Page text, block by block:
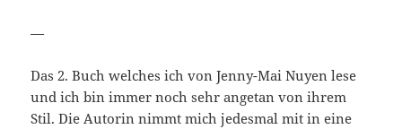
—
Das 2. Buch welches ich von Jenny-Mai Nuyen lese
und ich bin immer noch sehr angetan von ihrem
Stil. Die Autorin nimmt mich jedesmal mit in eine